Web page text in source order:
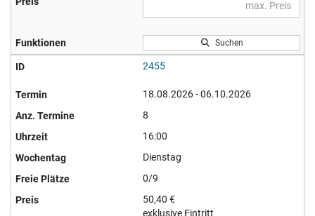
Suchen
2455
18.08.2026 - 06.10.2026
8
16:00
Dienstag
0/9
50,40 €
exklusive Eintritt